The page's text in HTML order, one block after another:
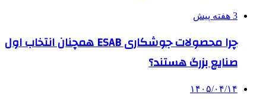
3 هفته پیش
چرا محصولات جوشکاری ESAB همچنان انتخاب اول
صنایع بزرگ هستند؟
۱۴۰۵/۰۴/۱۴